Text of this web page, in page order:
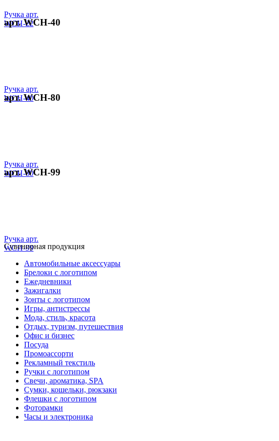
Ручка арт.
WCH-22
арт. WCH-40
Ручка арт.
WCH-40
арт. WCH-80
Ручка арт.
WCH-80
арт. WCH-99
Ручка арт.
WCH-99
Сувенирная продукция
Автомобильные аксессуары
Брелоки с логотипом
Ежедневники
Зажигалки
Зонты с логотипом
Игры, антистрессы
Мода, стиль, красота
Отдых, туризм, путешествия
Офис и бизнес
Посуда
Промоассорти
Рекламный текстиль
Ручки с логотипом
Свечи, ароматика, SPA
Сумки, кошельки, рюкзаки
Флешки с логотипом
Фоторамки
Часы и электроника